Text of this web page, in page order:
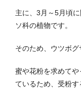
主に、3月～5月頃
ソ科の植物です。
そのため、ウツボグ
蜜や花粉を求めて
ているため、受粉す